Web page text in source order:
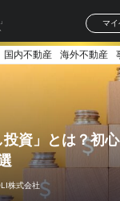
マイ
国内不動産 海外不動産
投資」とは？初
株式会社